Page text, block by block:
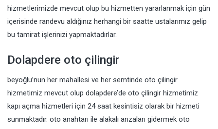
hizmetlerimizde mevcut olup bu hizmetten yararlanmak için gün
içerisinde randevu aldığınız herhangi bir saatte ustalarımız gelip
bu tamirat işlerinizi yapmaktadırlar.
Dolapdere oto çilingir
beyoğlu’nun her mahallesi ve her semtinde oto çilingir
hizmetimiz mevcut olup dolapdere’de oto çilingir hizmetimiz
kapı açma hizmetleri için 24 saat kesintisiz olarak bir hizmeti
sunmaktadır. oto anahtarı ile alakalı arızaları gidermek oto